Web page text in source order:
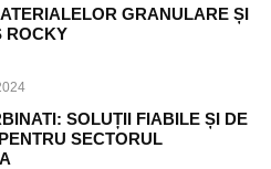
GRANULARE ȘI
ROCKY
SOLUȚII FIABILE ȘI DE
SECTORUL